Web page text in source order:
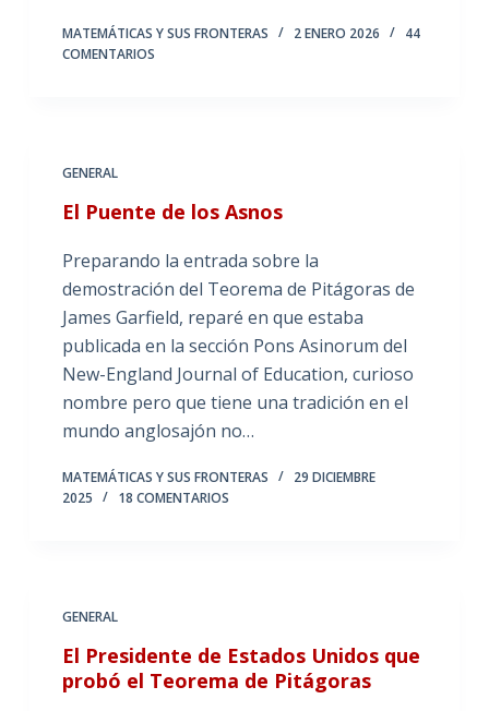
MATEMÁTICAS Y SUS FRONTERAS 2 ENERO 2026
44
COMENTARIOS
GENERAL
El Puente de los Asnos
Preparando la entrada sobre la
demostración del Teorema de Pitágoras de
James Garfield, reparé en que estaba
publicada en la sección Pons Asinorum del
New-England Journal of Education, curioso
nombre pero que tiene una tradición en el
mundo anglosajón no…
MATEMÁTICAS Y SUS FRONTERAS
29 DICIEMBRE
2025
18 COMENTARIOS
GENERAL
El Presidente de Estados Unidos que
probó el Teorema de Pitágoras